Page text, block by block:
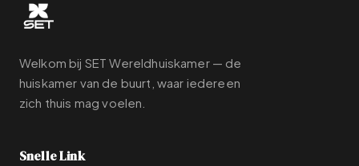
Welkom bij SET Wereldhuiskamer — de
huiskamer van de buurt, waar iedereen
zich thuis mag voelen.
Snelle Link